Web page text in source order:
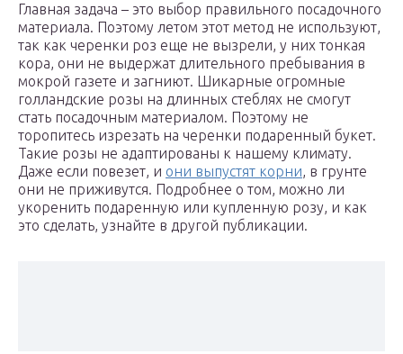
Главная задача – это выбор правильного посадочного
материала. Поэтому летом этот метод не используют,
так как черенки роз еще не вызрели, у них тонкая
кора, они не выдержат длительного пребывания в
мокрой газете и загниют. Шикарные огромные
голландские розы на длинных стеблях не смогут
стать посадочным материалом. Поэтому не
торопитесь изрезать на черенки подаренный букет.
Такие розы не адаптированы к нашему климату.
Даже если повезет, и они выпустят корни, в грунте
они не приживутся. Подробнее о том, можно ли
укоренить подаренную или купленную розу, и как
это сделать, узнайте в другой публикации.